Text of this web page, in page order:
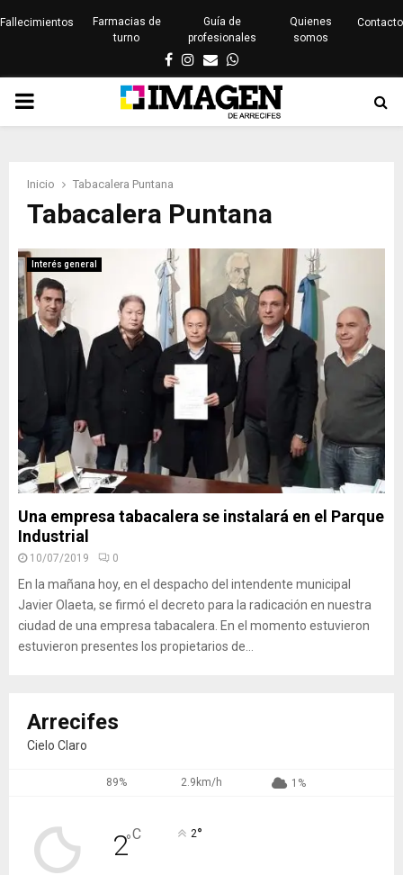
Fallecimientos
Farmacias de
turno
Guía de
profesionales
Quienes
somos
Contacto
Facebook
Instagram
EmailWhatsapp
PRIMARY
Inicio Tabacalera Puntana
Tabacalera Puntana
Interés general
Una empresa tabacalera se instalará en el Parque
Industrial
10/07/2019 0
En la mañana hoy, en el despacho del intendente municipal
Javier Olaeta, se firmó el decreto para la radicación en nuestra
ciudad de una empresa tabacalera. En el momento estuvieron
estuvieron presentes los propietarios de...
Arrecifes
Cielo Claro
89% 2.9km/h 1%
2°C 2°